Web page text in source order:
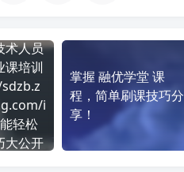
术人员
课培训
i
轻松
大公开
掌握 融优学堂 课
程，简单刷课技巧分
享！